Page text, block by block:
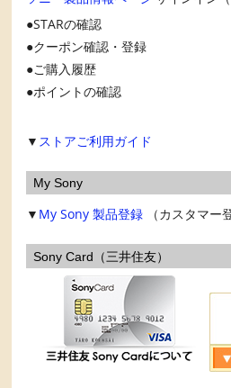
STARの確認
クーポン確認・登録
ご購入履歴
ポイントの確認
▼ ストアご利用ガイド
My Sony
▼ My Sony 製品登録 （カスタマー
Sony Card（三井住友）